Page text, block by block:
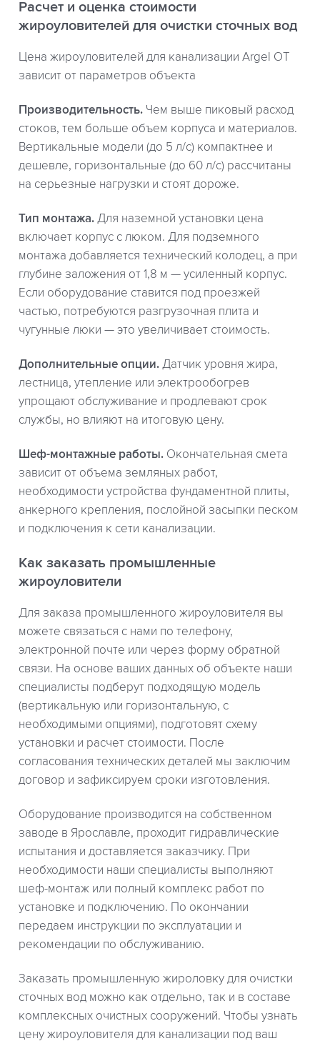
Расчет и оценка стоимости
жироуловителей для очистки сточных вод
Цена жироуловителей для канализации Argel OT
зависит от параметров объекта
Производительность. Чем выше пиковый расход
стоков, тем больше объем корпуса и материалов.
Вертикальные модели (до 5 л/с) компактнее и
дешевле, горизонтальные (до 60 л/с) рассчитаны
на серьезные нагрузки и стоят дороже.
Тип монтажа. Для наземной установки цена
включает корпус с люком. Для подземного
монтажа добавляется технический колодец, а при
глубине заложения от 1,8 м — усиленный корпус.
Если оборудование ставится под проезжей
частью, потребуются разгрузочная плита и
чугунные люки — это увеличивает стоимость.
Дополнительные опции. Датчик уровня жира,
лестница, утепление или электрообогрев
упрощают обслуживание и продлевают срок
службы, но влияют на итоговую цену.
Шеф-монтажные работы. Окончательная смета
зависит от объема земляных работ,
необходимости устройства фундаментной плиты,
анкерного крепления, послойной засыпки песком
и подключения к сети канализации.
Как заказать промышленные
жироуловители
Для заказа промышленного жироуловителя вы
можете связаться с нами по телефону,
электронной почте или через форму обратной
связи. На основе ваших данных об объекте наши
специалисты подберут подходящую модель
(вертикальную или горизонтальную, с
необходимыми опциями), подготовят схему
установки и расчет стоимости. После
согласования технических деталей мы заключим
договор и зафиксируем сроки изготовления.
Оборудование производится на собственном
заводе в Ярославле, проходит гидравлические
испытания и доставляется заказчику. При
необходимости наши специалисты выполняют
шеф-монтаж или полный комплекс работ по
установке и подключению. По окончании
передаем инструкции по эксплуатации и
рекомендации по обслуживанию.
Заказать промышленную жироловку для очистки
сточных вод можно как отдельно, так и в составе
комплексных очистных сооружений. Чтобы узнать
цену жироуловителя для канализации под ваш